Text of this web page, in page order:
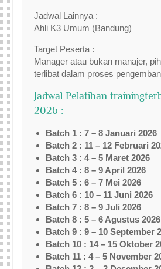
Jadwal Lainnya :
Ahli K3 Umum (Bandung)
Target Peserta :
Manager atau bukan manajer,
terlibat dalam proses
Jadwal Pelatihan
2026 :
Batch 1 : 7 – 8 Januari 2026
Batch 2 : 11 – 12 Februari
Batch 3 : 4 – 5 Maret 2026
Batch 4 : 8 – 9 April 2026
Batch 5 : 6 – 7 Mei 2026
Batch 6 : 10 – 11 Juni 2026
Batch 7 : 8 – 9 Juli 2026
Batch 8 : 5 – 6 Agustus 2026
Batch 9 : 9 – 10 September
Batch 10 : 14 – 15 Oktober
Batch 11 : 4 – 5 November